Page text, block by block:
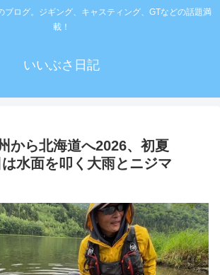
ブログ。ジギング、キャスティング、GTなどの話題満
載！
いいぶさ日記
から北海道へ2026、初夏
水面を叩く大雨とニジマ